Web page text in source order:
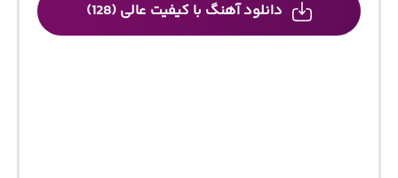
دانلود آهنگ با کیفیت عالی (128)